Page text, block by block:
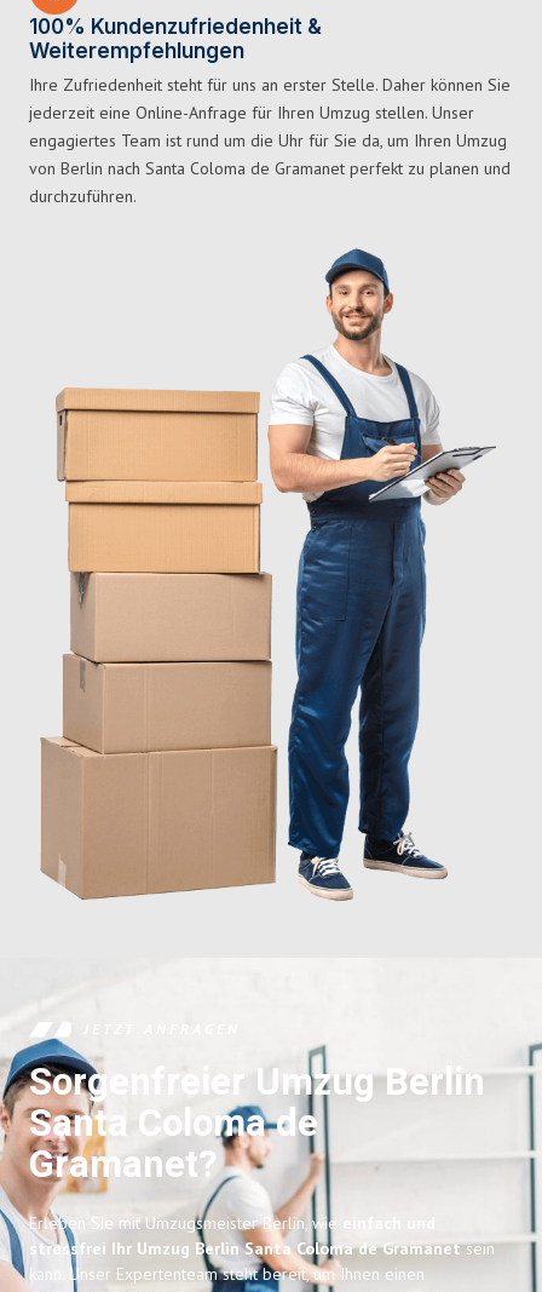
100% Kundenzufriedenheit &
Weiterempfehlungen
Ihre Zufriedenheit steht für uns an erster Stelle. Daher können Sie
jederzeit eine Online-Anfrage für Ihren Umzug stellen. Unser
engagiertes Team ist rund um die Uhr für Sie da, um Ihren Umzug
von Berlin nach Santa Coloma de Gramanet perfekt zu planen und
durchzuführen.
JETZT ANFRAGEN
Sorgenfreier Umzug Berlin
Santa Coloma de
Gramanet?
Erleben Sie mit Umzugsmeister Berlin, wie
stressfrei Ihr Umzug Berlin Santa Coloma de Gramanetsein
kann. Unser Expertenteam steht bereit, um Ihnen einen